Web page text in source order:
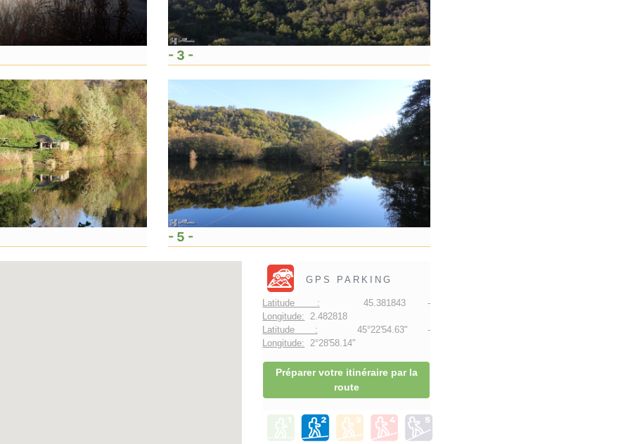
- 3 -
- 5 -
GPS PARKING
Latitude : 45.381843 -
Longitude: 2.482818
Latitude : 45°22'54.63" -
Longitude: 2°28'58.14"
Préparer votre itinéraire par la
route